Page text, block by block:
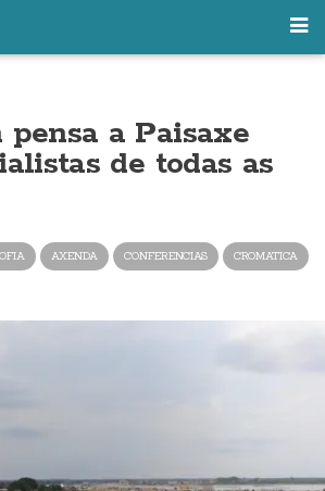
pensa a Paisaxe
de todas as
AXENDA CONFERENCIAS CROMATICA